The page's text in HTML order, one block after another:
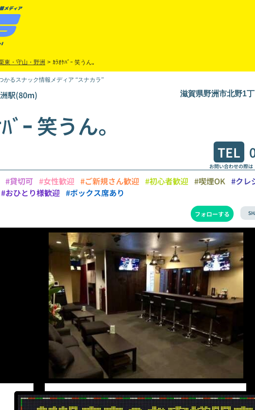
東・守山・野洲 > ｶﾗｵｹﾊﾞｰ 笑うん｡
かるスナック情報メディア “スナカラ”
駅(80m) 滋賀県野洲市北野1
ﾞｰ 笑うん。
TEL
お問い合わせの際
#貸切可 #女性歓迎 #ご新規さん歓迎 #初心者歓迎 #喫煙OK #クレ
#おひとり様歓迎 #ボックス席あり
フォローする